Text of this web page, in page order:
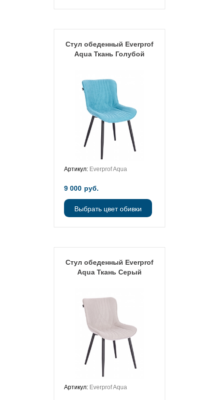
Стул обеденный Everprof
Aqua Ткань Голубой
Артикул: Everprof Aqua
9 000 руб.
Выбрать цвет обивки
Стул обеденный Everprof
Aqua Ткань Серый
Артикул: Everprof Aqua